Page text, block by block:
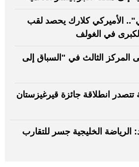
الأميركي كلارك يحصد لقب
في الغولف
المركز الثالث في "السباق إلى
تتصدر انطلاقة جائزة قيرغيزستان
الخليجية جسر للتقارب